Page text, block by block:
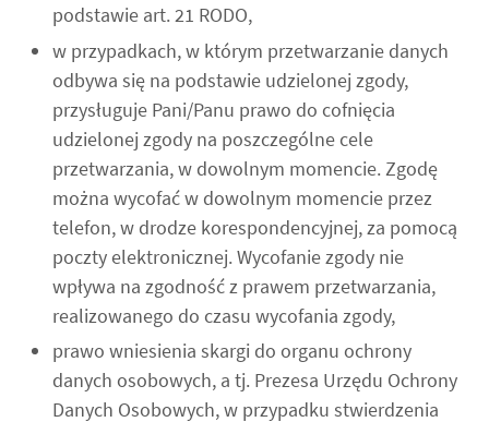
podstawie art. 21 RODO,
w przypadkach, w którym przetwarzanie danych
odbywa się na podstawie udzielonej zgody,
przysługuje Pani/Panu prawo do cofnięcia
udzielonej zgody na poszczególne cele
przetwarzania, w dowolnym momencie. Zgodę
można wycofać w dowolnym momencie przez
telefon, w drodze korespondencyjnej, za pomocą
poczty elektronicznej. Wycofanie zgody nie
wpływa na zgodność z prawem przetwarzania,
realizowanego do czasu wycofania zgody,
prawo wniesienia skargi do organu ochrony
danych osobowych, a tj. Prezesa Urzędu Ochrony
Danych Osobowych, w przypadku stwierdzenia